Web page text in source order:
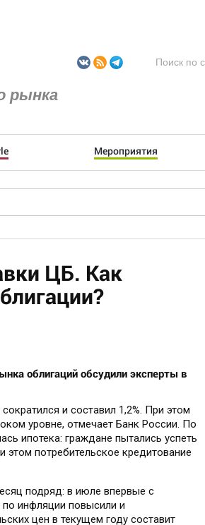
рынка
Мероприятия
ЦБ. Как
облигаций обсудили эксперты в
и составил 1,2%. При этом
уровне, отмечает Банк России. По
ипотека: граждане пытались успеть
потребительское кредитование
подряд: в июле впервые с
по инфляции повысили и
цен в текущем году составит